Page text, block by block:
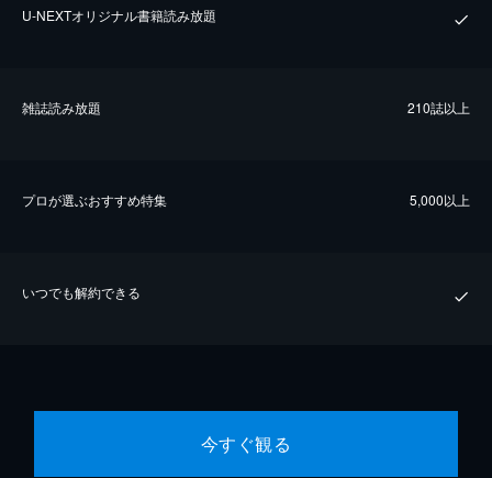
U-NEXTオリジナル書籍読み放題
雑誌読み放題 210誌以上
プロが選ぶおすすめ特集 5,000以上
いつでも解約できる
今すぐ観る